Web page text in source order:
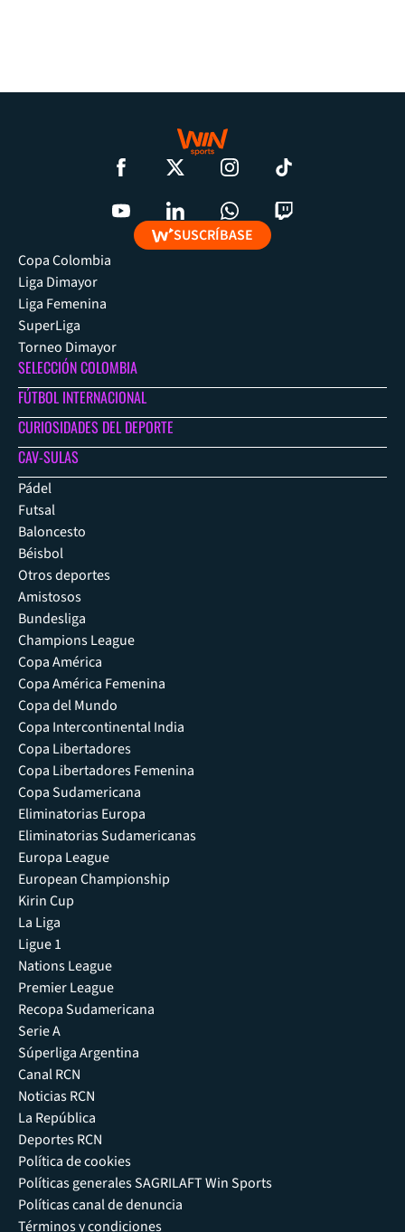
SUSCRÍBASE
Copa Colombia
Liga Dimayor
Liga Femenina
SuperLiga
Torneo Dimayor
SELECCIÓN COLOMBIA
FÚTBOL INTERNACIONAL
CURIOSIDADES DEL DEPORTE
CAV-SULAS
Pádel
Futsal
Baloncesto
Béisbol
Otros deportes
Amistosos
Bundesliga
Champions League
Copa América
Copa América Femenina
Copa del Mundo
Copa Intercontinental India
Copa Libertadores
Copa Libertadores Femenina
Copa Sudamericana
Eliminatorias Europa
Eliminatorias Sudamericanas
Europa League
European Championship
Kirin Cup
La Liga
Ligue 1
Nations League
Premier League
Recopa Sudamericana
Serie A
Súperliga Argentina
Canal RCN
Noticias RCN
La República
Deportes RCN
Política de cookies
Políticas generales SAGRILAFT Win Sports
Políticas canal de denuncia
Términos y condiciones